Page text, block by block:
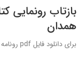
بازتاب رونمایی
همدان
برای دانلود فایل pdf رونامه با کیفیت بالاتر، روی تصویر آن کلیک کنید.